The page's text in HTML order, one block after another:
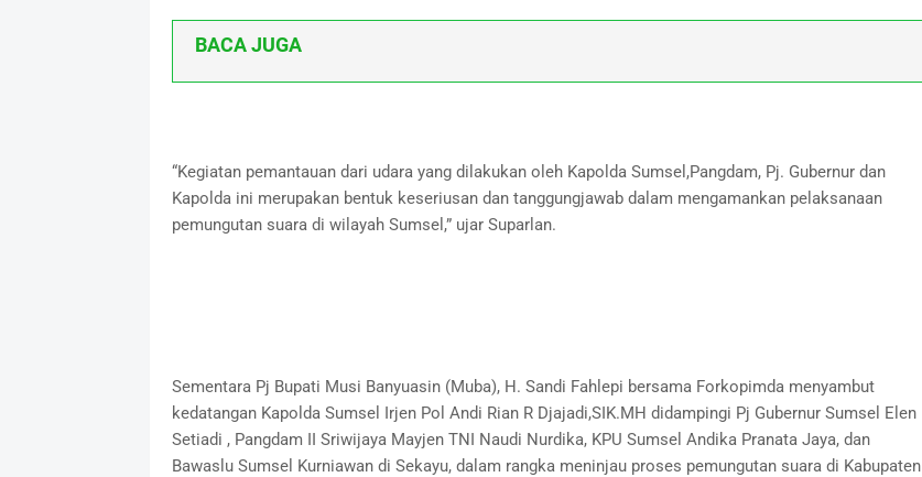
BACA JUGA
“Kegiatan pemantauan dari udara yang dilakukan oleh Kapolda Sumsel,Pangdam, Pj. Gubernur dan
Kapolda ini merupakan bentuk keseriusan dan tanggungjawab dalam mengamankan pelaksanaan
pemungutan suara di wilayah Sumsel,” ujar Suparlan.
Sementara Pj Bupati Musi Banyuasin (Muba), H. Sandi Fahlepi bersama Forkopimda menyambut
kedatangan Kapolda Sumsel Irjen Pol Andi Rian R Djajadi,SIK.MH didampingi Pj Gubernur Sumsel Elen
Setiadi , Pangdam II Sriwijaya Mayjen TNI Naudi Nurdika, KPU Sumsel Andika Pranata Jaya, dan
Bawaslu Sumsel Kurniawan di Sekayu, dalam rangka meninjau proses pemungutan suara di Kabupaten